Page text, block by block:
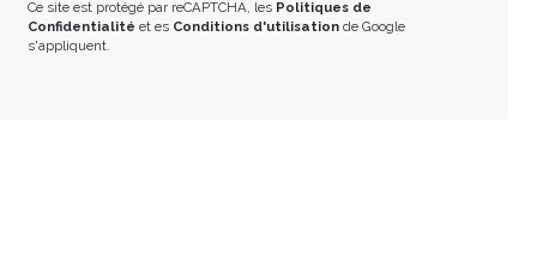
Ce site est protégé par reCAPTCHA, les Politiques de
Confidentialité et es Conditions d'utilisationde Google
s'appliquent.